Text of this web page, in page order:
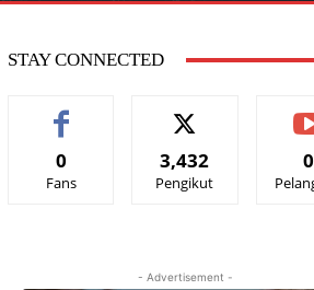
STAY CONNECTED
0
Fans
3,432
Pengikut
0
- Advertisement -